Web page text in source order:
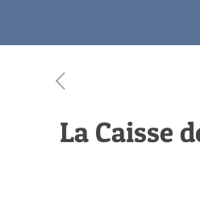
La Caisse